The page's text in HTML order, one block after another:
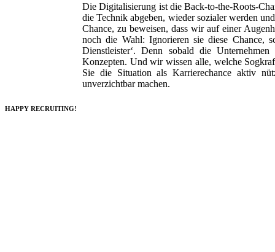
Die Digitalisierung ist die Back-to-the-Roots-
die Technik abgeben, wieder sozialer werden
Chance, zu beweisen, dass wir auf einer
noch die Wahl: Ignorieren sie diese Chance,
Dienstleister‘. Denn sobald die
Konzepten. Und wir wissen alle, welche
Sie die Situation als Karrierechance aktiv
unverzichtbar machen.
HAPPY RECRUITING!